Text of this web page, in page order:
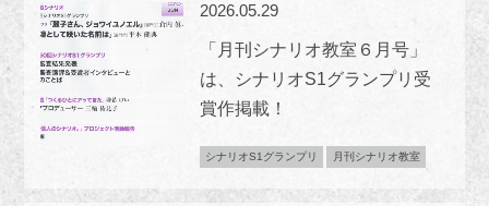
2026.05.29
「月刊シナリオ教室６月号」
は、シナリオS1グランプリ受
賞作掲載！
シナリオS1グランプリ 月刊シナリオ教室